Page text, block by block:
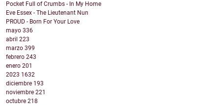
Pocket Full of Crumbs - In My Home
Eve Essex - The Lieutenant Nun
PROUD - Born For Your Love
mayo 336
abril 223
marzo 399
febrero 243
enero 201
2023 1632
diciembre 193
noviembre 221
octubre 218